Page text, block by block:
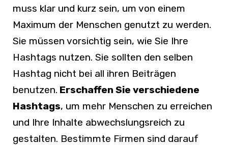
muss klar und kurz sein, um von einem
Maximum der Menschen genutzt zu werden.
Sie müssen vorsichtig sein, wie Sie Ihre
Hashtags nutzen. Sie sollten den selben
Hashtag nicht bei all ihren Beiträgen
benutzen. Erschaffen Sie verschiedene
Hashtags, um mehr Menschen zu erreichen
und Ihre Inhalte abwechslungsreich zu
gestalten. Bestimmte Firmen sind darauf